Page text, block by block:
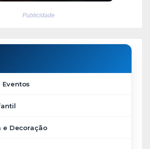
Publicidade
e Decoração